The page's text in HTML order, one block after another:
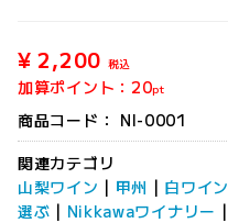
¥ 2,200 税込
加算ポイント： 20pt
商品コード： NI-0001
関連カテゴリ
山梨ワイン | 甲州 | 白ワイン
選ぶ | Nikkawaワイナリー |